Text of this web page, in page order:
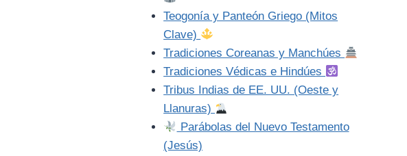
Teogonía y Panteón Griego (Mitos
Clave)
Tradiciones Coreanas y Manchúes
Tradiciones Védicas e Hindúes
Tribus Indias de EE. UU. (Oeste y
Llanuras)
Parábolas del Nuevo Testamento
(Jesús)